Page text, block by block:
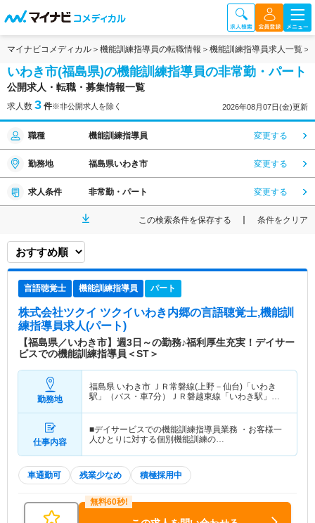
マイナビコメディカル 機能訓練指導員の転職情報 機能訓練指導員求人一覧
いわき市(福島県)の機能訓練指導員の非常勤・パート
公開求人・転職・募集情報一覧
求人数 3 件※非公開求人を除く 2026年08月07日(金)更新
職種 機能訓練指導員 変更する
勤務地 福島県いわき市 変更する
求人条件 非常勤・パート 変更する
この検索条件を保存する 条件をクリア
言語聴覚士 機能訓練指導員 パート
株式会社ツクイ ツクイいわき内郷の言語聴覚士,機能訓
練指導員求人(パート)
【福島県／いわき市】週3日～の勤務♪福利厚生充実！デイサー
ビスでの機能訓練指導員＜ST＞
勤務地
福島県 いわき市 ＪＲ常磐線(上野－仙台)「いわき
駅」（バス・車7分）ＪＲ磐越東線「いわき駅」
仕事内容
■デイサービスでの機能訓練指導員業務 ・お客様一
人ひとりに対する個別機能訓練の…
車通勤可 残業少なめ 積極採用中